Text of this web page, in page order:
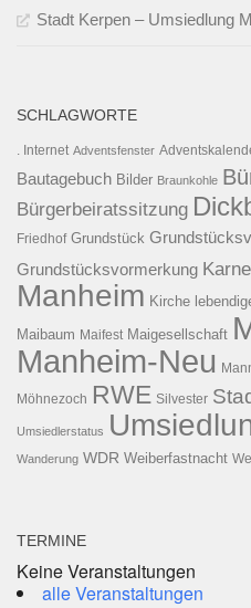
Stadt Kerpen – Umsiedlung
SCHLAGWORTE
. Internet Adventsfenster
Bautagebuch Bilder Braunkohle
Bürgerbeiratssitzung
Friedhof Grundstück
Grundstücksvormerkung
Manheim Kirche
Maibaum Maifest Maigesellschaft
Manheim-Neu
Möhnezoch RWE Silvester
Umsiedlerstatus
Wanderung WDR Weiberfastnacht
TERMINE
Keine Veranstaltungen
alle Veranstaltungen